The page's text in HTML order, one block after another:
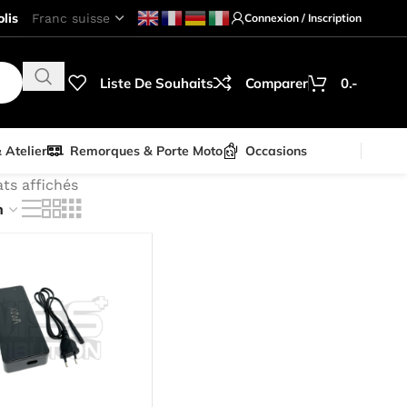
Connexion / Inscription
Liste De Souhaits Comparer 0.-
Atelier Remorques & Porte Moto Occasions
affichés